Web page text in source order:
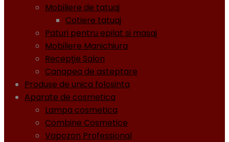
Mobiliere de tatuaj
Cotiere tatuaj
Paturi pentru epilat si masaj
Mobiliere Manichiura
Recepţie Salon
Canapea de asteptare
Produse de unica folosinta
Aparate de cosmetica
Lampa cosmetica
Combine Cosmetice
Vapozon Professional